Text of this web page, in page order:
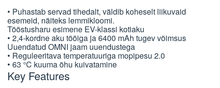
• Puhastab servad tihedalt, väldib koheselt liikuvaid
esemeid, näiteks lemmikloomi.
Tööstusharu esimene EV-klassi kotiaku
• 2,4-kordne aku tööiga ja 6400 mAh tugev võimsus
Uuendatud OMNI jaam uuendustega
• Reguleeritava temperatuuriga mopipesu 2.0
• 63 °C kuuma õhu kuivatamine
Key Features